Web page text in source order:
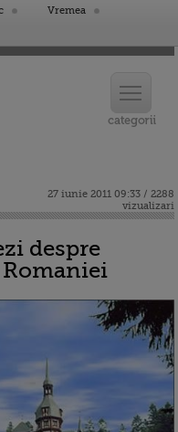
Vremea
27 iunie 2011 09:33 / 2288
vizualizari
despre